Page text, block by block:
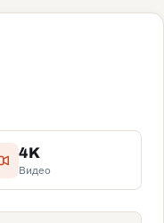
4K
Видео